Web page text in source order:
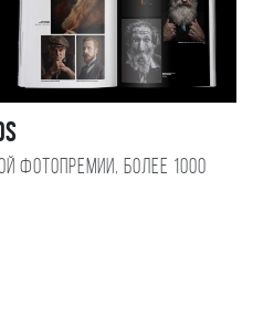
фотопремии, более 1000